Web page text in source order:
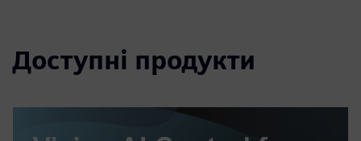
Доступні продукти